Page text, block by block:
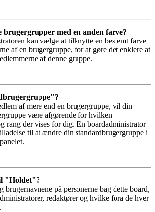
brugergrupper med en anden farve?
kan vælge at tilknytte en bestemt farve
af en brugergruppe, for at gøre det enklere at
af denne gruppe.
af mere end en brugergruppe, vil din
være afgørende for hvilken
rang der vises for dig. En boardadministrator
til at ændre din standardbrugergruppe i
"Holdet"?
brugernavnene på personerne bag dette board,
redaktører og hvilke fora de hver